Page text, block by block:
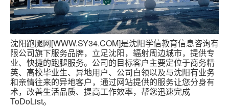
沈阳跑腿网[WWW.SY34.COM]是沈阳学信教育信息咨询有
限公司旗下服务品牌，立足沈阳，辐射周边城市，提供专
业、快捷的跑腿服务。公司的目标客户主要定位于商务精
英、高校毕业生、异地用户、公司白领以及与沈阳有业务
和亲情往来的异地客户，通过网站提供的服务让您分身有
术，改善生活品质、提高工作效率，帮您迅速完成
ToDoList。